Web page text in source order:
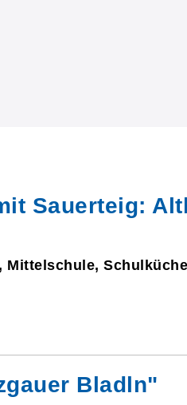
Sauerteig:
Mittelschule,
Bladln"